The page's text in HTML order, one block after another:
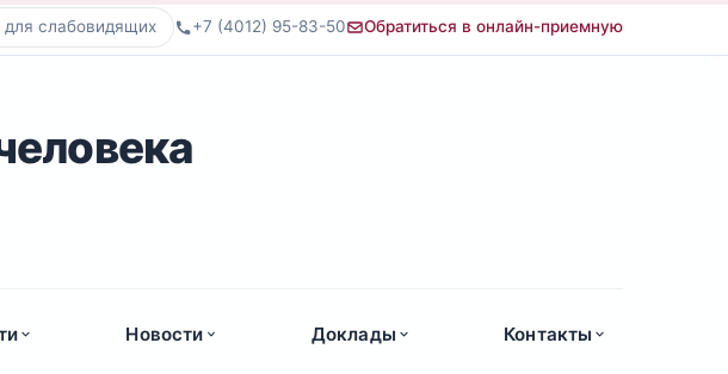
для слабовидящих +7 (4012) 95-83-50 Обратиться в онлайн-приемную
Новости Доклады Контакты